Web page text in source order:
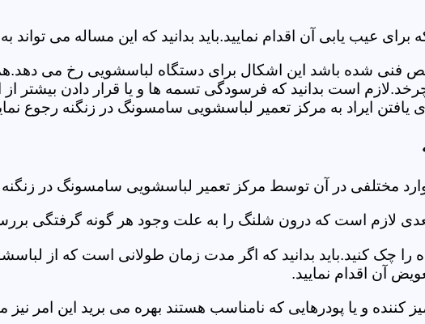
عیب یابی آن اقدام نمایید.باید بدانید که این مساله می
فنی شده باشد این اشکال برای دستگاه لباسشویی رخ می
است بدانید که فرسودگی تسمه ها و یا قرار دادن بیشتر
ایراد به مرکز تعمیر لباسشویی سامسونگ در زنگنه رجوع
مختلفی در آن توسط مرکز تعمیر لباسشویی سامسونگ در
بعدی لازم است که درون شلنگ را به علت وجود هر گونه گرفتگی
کنید.باید بدانید که اگر مدت زمان طولانی است که از
آن اقدام نمایید.
کننده و یا پودرهایی که نامناسب هستند بهره می برید این